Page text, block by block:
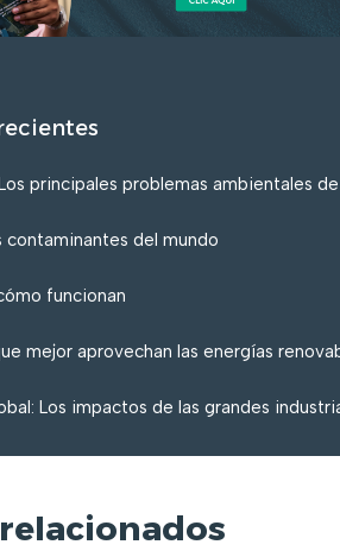
principales problemas ambientales
contaminantes del mundo
funcionan
mejor aprovechan las energías
Los impactos de las grandes